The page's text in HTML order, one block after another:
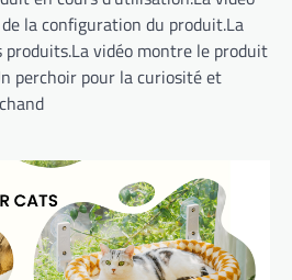
la configuration du produit.La
produits.La vidéo montre le produit
perchoir pour la curiosité et